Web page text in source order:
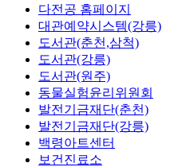
다전공 홈페이지
대관예약시스템(강릉)
도서관(춘천,삼척)
도서관(강릉)
도서관(원주)
동물실험윤리위원회
발전기금재단(춘천)
발전기금재단(강릉)
백령아트센터
보건진료소